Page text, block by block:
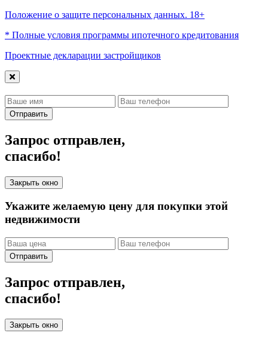
Положение о защите персональных данных. 18+
* Полные условия программы ипотечного кредитования
Проектные декларации застройщиков
Отправить
Запрос отправлен,
спасибо!
Закрыть окно
Укажите желаемую цену для покупки этой
недвижимости
Отправить
Запрос отправлен,
спасибо!
Закрыть окно